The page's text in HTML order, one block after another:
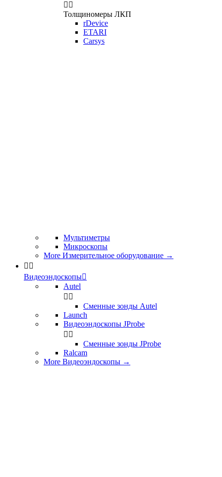
 
Толщиномеры ЛКП
rDevice
ETARI
Carsys
Мультиметры
Микроскопы
More Измерительное оборудование →
 
Видеоэндоскопы
Autel
 
Сменные зонды Autel
Launch
Видеоэндоскопы JProbe
 
Сменные зонды JProbe
Ralcam
More Видеоэндоскопы →